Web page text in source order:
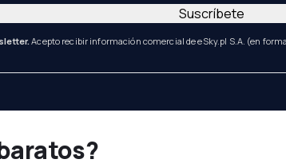
Acepto recibir información comercial de eSky.pl S.A. (en
Suscríbete